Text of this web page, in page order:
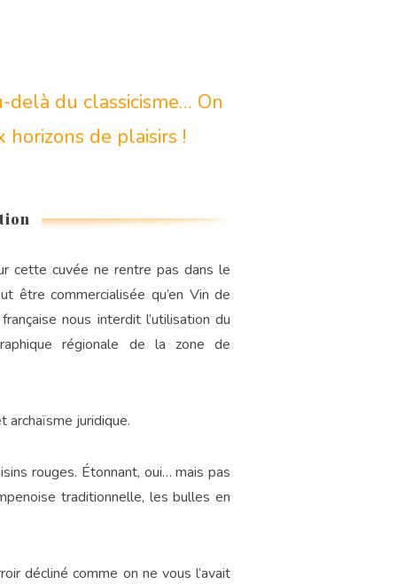
delà du classicisme… On
de plaisirs !
cette cuvée ne rentre pas dans le
être commercialisée qu’en Vin de
nous interdit l’utilisation du
régionale de la zone de
archaïsme juridique.
rouges. Étonnant, oui… mais pas
traditionnelle, les bulles en
décliné comme on ne vous l’avait